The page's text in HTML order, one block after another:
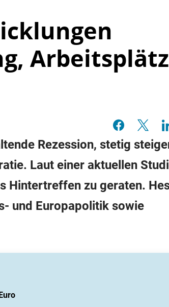
Rezession, stetig
Laut einer aktuellen
Hintertreffen zu geraten.
und Europapolitik sowie